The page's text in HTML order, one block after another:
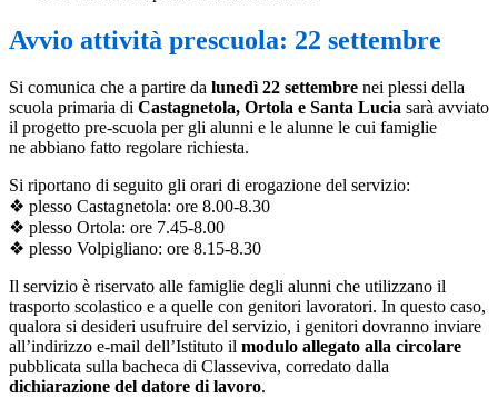
Avvio attività prescuola: 22 settembre
Si comunica che a partire da lunedì 22 settembre nei plessi della
scuola primaria di Castagnetola, Ortola e Santa Lucia sarà avviato
il progetto pre-scuola per gli alunni e le alunne le cui famiglie
ne abbiano fatto regolare richiesta.
Si riportano di seguito gli orari di erogazione del servizio:
❖ plesso Castagnetola: ore 8.00-8.30
❖ plesso Ortola: ore 7.45-8.00
❖ plesso Volpigliano: ore 8.15-8.30
Il servizio è riservato alle famiglie degli alunni che utilizzano il
trasporto scolastico e a quelle con genitori lavoratori. In questo caso,
qualora si desideri usufruire del servizio, i genitori dovranno inviare
all’indirizzo e-mail dell’Istituto il modulo allegato alla circolare
pubblicata sulla bacheca di Classeviva, corredato dalla
dichiarazione del datore di lavoro.